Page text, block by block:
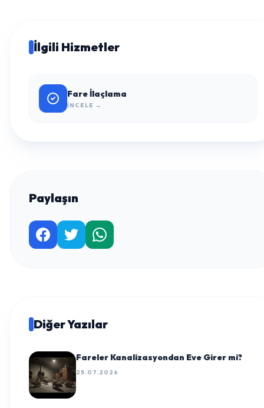
İlgili Hizmetler
Fare İlaçlama
İNCELE →
Paylaşın
Diğer Yazılar
Fareler Kanalizasyondan Eve Girer mi?
25.07.2026